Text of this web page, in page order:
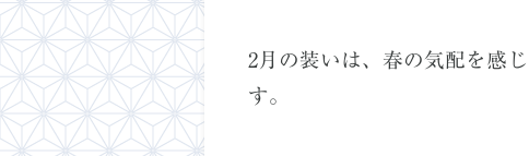
2月の装いは、春の気配を感
す。